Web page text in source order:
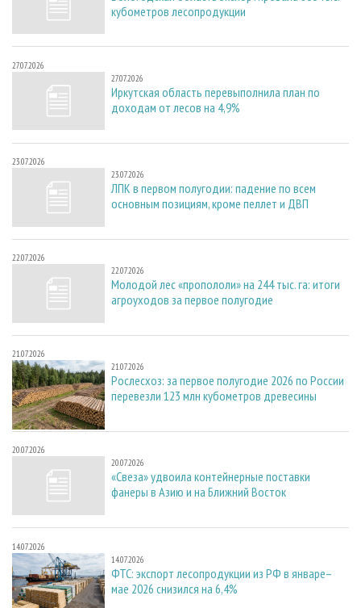
кубометров лесопродукции
27.07.2026
27.07.2026
Иркутская область перевыполнила план по
доходам от лесов на 4,9%
23.07.2026
23.07.2026
ЛПК в первом полугодии: падение по всем
основным позициям, кроме пеллет и ДВП
22.07.2026
22.07.2026
Молодой лес «пропололи» на 244 тыс. га: итоги
агроуходов за первое полугодие
21.07.2026
21.07.2026
Рослесхоз: за первое полугодие 2026 по России
перевезли 123 млн кубометров древесины
20.07.2026
20.07.2026
«Свеза» удвоила контейнерные поставки
фанеры в Азию и на Ближний Восток
14.07.2026
14.07.2026
ФТС: экспорт лесопродукции из РФ в январе–
мае 2026 снизился на 6,4%